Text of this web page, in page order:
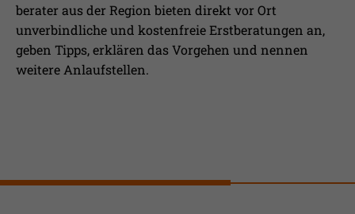
berater aus der Region bieten direkt vor Ort
unverbindliche und kostenfreie Erstberatungen an,
geben Tipps, erklären das Vorgehen und nennen
weitere Anlaufstellen.